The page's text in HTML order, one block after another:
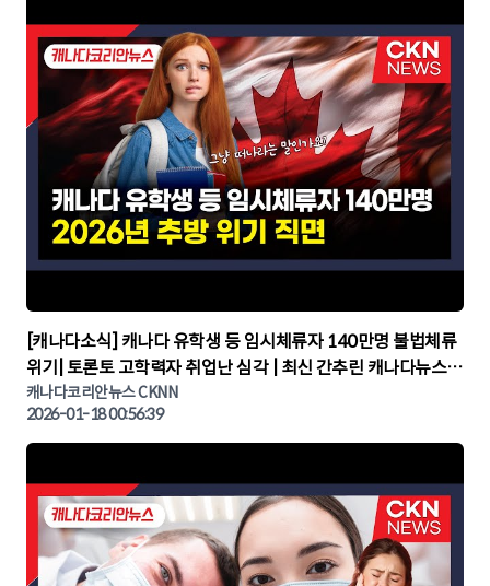
▶
[캐나다소식] 캐나다 유학생 등 임시체류자 140만명 불법체류
위기| 토론토 고학력자 취업난 심각 | 최신 간추린 캐나다뉴스 |
CKNNEWS, 캐나다코리안뉴스
캐나다코리안뉴스 CKNN
2026-01-18 00:56:39